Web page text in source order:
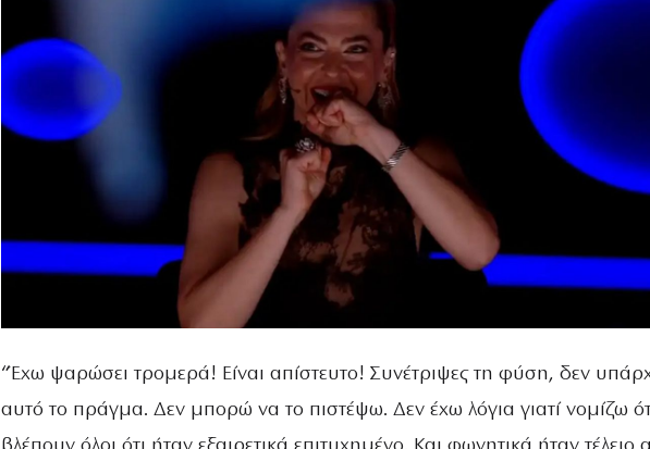
“Έχω ψαρώσει τρομερά! Είναι απίστευτο! Συνέτριψες τη φύση, δεν
αυτό το πράγμα. Δεν μπορώ να το πιστέψω. Δεν έχω λόγια γιατί νομίζω